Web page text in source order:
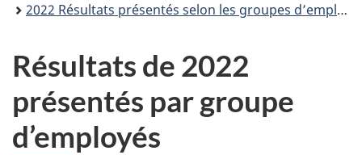
2022 Résultats présentés selon les groupes d’employés
Résultats de 2022
présentés par groupe
d’employés